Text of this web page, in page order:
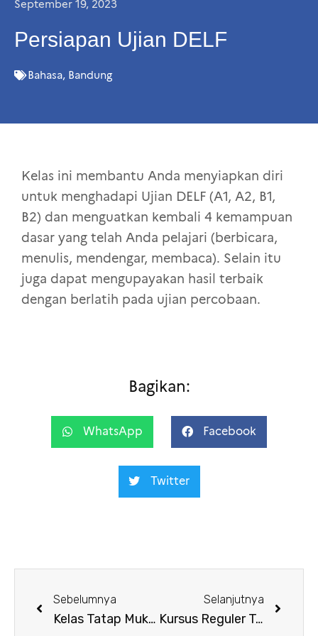
September 19, 2023
Persiapan Ujian DELF
Bahasa, Bandung
Kelas ini membantu Anda menyiapkan diri
untuk menghadapi Ujian DELF (A1, A2, B1,
B2) dan menguatkan kembali 4 kemampuan
dasar yang telah Anda pelajari (berbicara,
menulis, mendengar, membaca). Selain itu
juga dapat mengupayakan hasil terbaik
dengan berlatih pada ujian percobaan.
Bagikan:
WhatsApp Facebook
Twitter
Sebelumnya
Kelas Tatap Muka IFI West Surabaya – Sesi September 2023
Selanjutnya
Kursus Reguler Tatap Muka